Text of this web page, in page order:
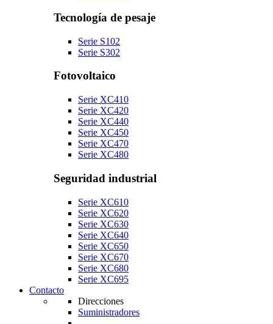
Tecnología de pesaje
Serie S102
Serie S302
Fotovoltaico
Serie XC410
Serie XC420
Serie XC440
Serie XC450
Serie XC470
Serie XC480
Seguridad industrial
Serie XC610
Serie XC620
Serie XC630
Serie XC640
Serie XC650
Serie XC670
Serie XC680
Serie XC695
Contacto
Direcciones
Suministradores